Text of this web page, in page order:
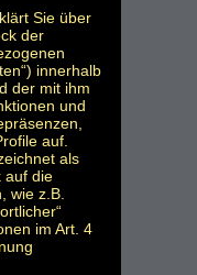
Sie über
der
innerhalb
der mit ihm
und
auf.
als
auf die
wie z.B.
im Art. 4